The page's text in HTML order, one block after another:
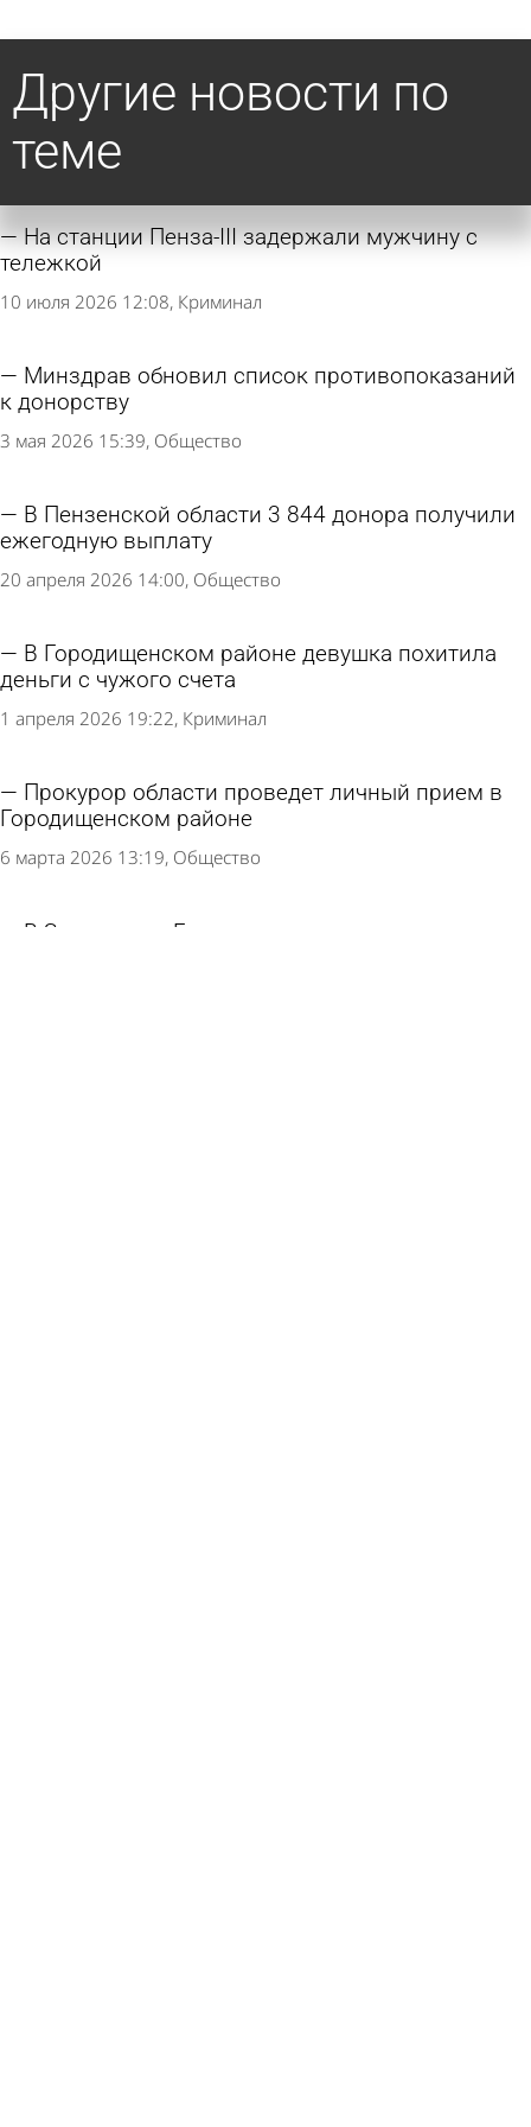
Другие новости по
теме
На станции Пенза-III задержали мужчину с
тележкой
10 июля 2026 12:08 Криминал
Минздрав обновил список противопоказаний
к донорству
3 мая 2026 15:39 Общество
В Пензенской области 3 844 донора получили
ежегодную выплату
20 апреля 2026 14:00 Общество
В Городищенском районе девушка похитила
деньги с чужого счета
1 апреля 2026 19:22 Криминал
Прокурор области проведет личный прием в
Городищенском районе
6 марта 2026 13:19 Общество
В Заречном и Городище закроют